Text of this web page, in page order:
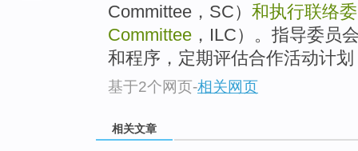
Committee，SC） 和执行联络
Committee ，ILC）。指导委员
和程序，定期评估合作活动计
基于2个网页-相关网页
相关文章